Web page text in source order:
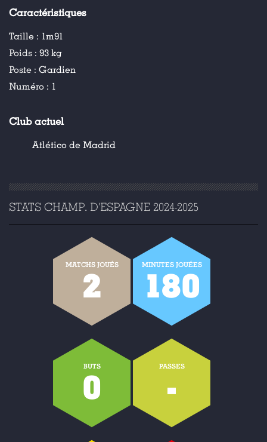
Caractéristiques
Taille : 1m91
Poids : 93 kg
Poste : Gardien
Numéro : 1
Club actuel
Atlético de Madrid
STATS CHAMP. D'ESPAGNE 2024-2025
MATCHS JOUÉS
2
MINUTES JOUÉES
180
BUTS
0
PASSES
-